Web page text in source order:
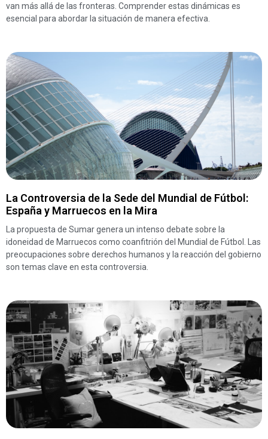
van más allá de las fronteras. Comprender estas dinámicas es
esencial para abordar la situación de manera efectiva.
La Controversia de la Sede del Mundial de Fútbol:
España y Marruecos en la Mira
La propuesta de Sumar genera un intenso debate sobre la
idoneidad de Marruecos como coanfitrión del Mundial de Fútbol. Las
preocupaciones sobre derechos humanos y la reacción del gobierno
son temas clave en esta controversia.